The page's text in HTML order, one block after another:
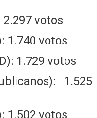
votos
1.740 votos
1.729 votos
1.525
1.502 votos